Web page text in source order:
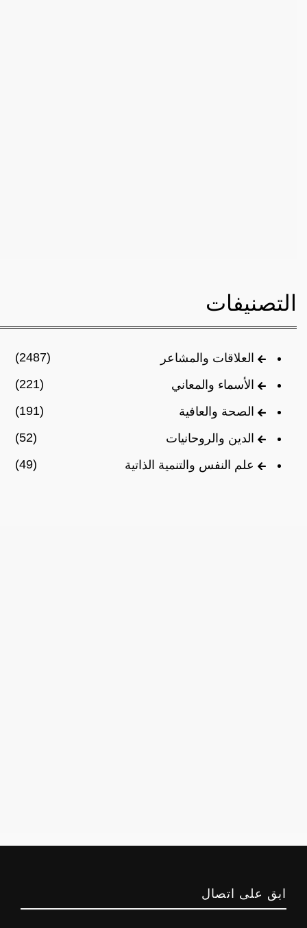
التصنيفات
العلاقات والمشاعر
(2487)
الأسماء والمعاني
(221)
الصحة والعافية
(191)
الدين والروحانيات
(52)
علم النفس والتنمية الذاتية
(49)
ابق على اتصال